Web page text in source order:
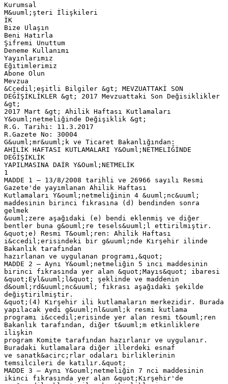
Kurumsal
M&uuml;şteri İlişkileri
İK
Bize Ulaşın
Beni Hatırla
Şifremi Unuttum
Deneme Kullanımı
Yayınlarımız
Eğitimlerimiz
Abone Olun
Mevzua
&Ccedil;eşitli Bilgiler &gt; MEVZUATTAKİ SON
DEĞİŞİKLİKLER &gt; 2017 Mevzuattaki Son Değisiklikler
&gt;
2017 Mart &gt; Ahilik Haftası Kutlamaları
Y&ouml;netmeliğinde Değişiklik &gt;
R.G. Tarihi: 11.3.2017
R.Gazete No: 30004
G&uuml;mr&uuml;k ve Ticaret Bakanlığından:
AHİLİK HAFTASI KUTLAMALARI Y&Ouml;NETMELİĞİNDE
DEĞİŞİKLİK
YAPILMASINA DAİR Y&Ouml;NETMELİK
1
MADDE 1 – 13/8/2008 tarihli ve 26966 sayılı Resmi
Gazete'de yayımlanan Ahilik Haftası
Kutlamaları Y&ouml;netmeliğinin 4 &uuml;nc&uuml;
maddesinin birinci fıkrasına (d) bendinden sonra
gelmek
&uuml;zere aşağıdaki (e) bendi eklenmiş ve diğer
bentler buna g&ouml;re tesels&uuml;l ettirilmiştir.
&quot;e) Resmi T&ouml;ren: Ahilik Haftası
i&ccedil;erisindeki bir g&uuml;nde Kırşehir ilinde
Bakanlık tarafından
hazırlanan ve uygulanan programı,&quot;
MADDE 2 – Aynı Y&ouml;netmeliğin 5 inci maddesinin
birinci fıkrasında yer alan &quot;Mayıs&quot; ibaresi
&quot;Eyl&uuml;l&quot; şeklinde ve maddenin
d&ouml;rd&uuml;nc&uuml; fıkrası aşağıdaki şekilde
değiştirilmiştir.
&quot;(4) Kırşehir ili kutlamaların merkezidir. Burada
yapılacak yedi g&uuml;nl&uuml;k resmi kutlama
programı i&ccedil;erisinde yer alan resmi t&ouml;ren
Bakanlık tarafından, diğer t&uuml;m etkinliklere
ilişkin
program Komite tarafından hazırlanır ve uygulanır.
Buradaki kutlamalara diğer illerdeki esnaf
ve sanatk&acirc;rlar odaları birliklerinin
temsilcileri de katılır.&quot;
MADDE 3 – Aynı Y&ouml;netmeliğin 7 nci maddesinin
ikinci fıkrasında yer alan &quot;Kırşehir'de